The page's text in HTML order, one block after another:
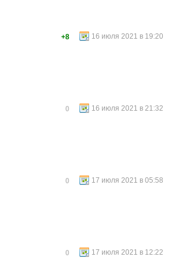
16 июля 2021 в 19:20
+8
16 июля 2021 в 21:32
0
17 июля 2021 в 05:58
0
17 июля 2021 в 12:22
0